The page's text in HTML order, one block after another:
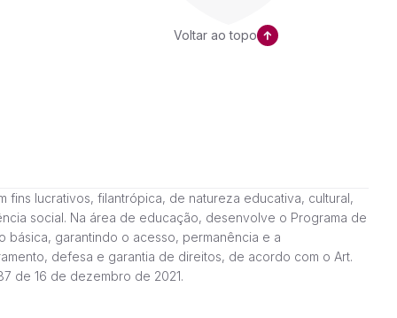
Voltar ao topo
fins lucrativos, filantrópica, de natureza educativa, cultural,
social. Na área de educação, desenvolve o Programa de
básica, garantindo o acesso, permanência e a
defesa e garantia de direitos, de acordo com o Art.
de 16 de dezembro de 2021.